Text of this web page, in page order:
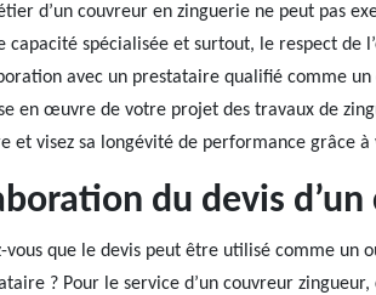
d’un couvreur en zinguerie ne peut pas
capacité spécialisée et surtout, le respect de
avec un prestataire qualifié comme
en œuvre de votre projet des travaux de
et visez sa longévité de performance grâce
du devis
vous que le devis peut être utilisé comme un
? Pour le service d’un couvreur